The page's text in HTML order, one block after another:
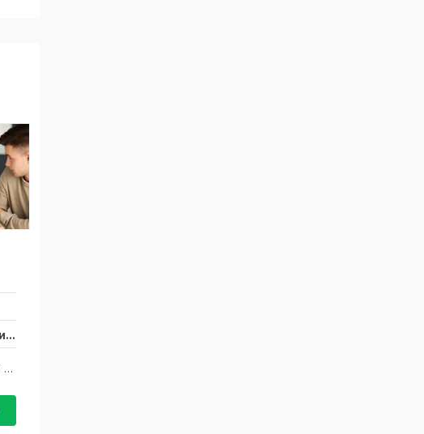
м. Політехнічний інститут (КПІ)
Відкрито набір в 28 груп